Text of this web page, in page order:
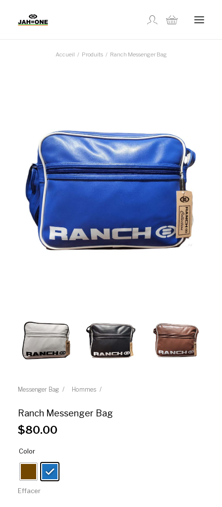
CONTACTEZ-NOUS
EN
SUIVI DE COMMANDE
Accueil Produits Ranch Messenger Bag
Messenger Bag Hommes
Ranch Messenger Bag
$80.00
Color
Effacer